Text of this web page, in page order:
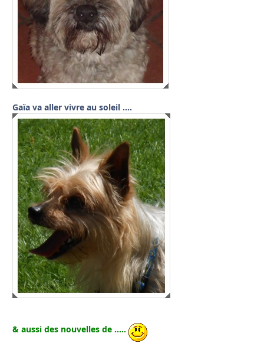
Gaïa va aller vivre au soleil ….
& aussi des nouvelles de …..